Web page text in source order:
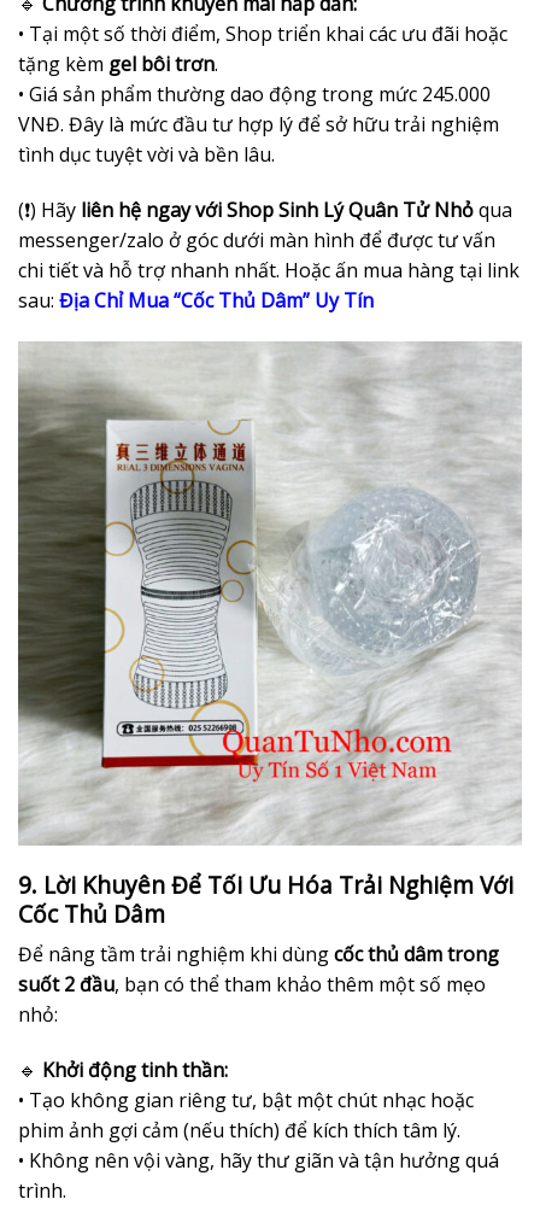
• Tại một số thời điểm, Shop triển khai các ưu đãi hoặc
tặng kèm gel bôi trơn.
• Giá sản phẩm thường dao động trong mức 245.000
VNĐ. Đây là mức đầu tư hợp lý để sở hữu trải nghiệm
tình dục tuyệt vời và bền lâu.
(❗) Hãy liên hệ ngay với Shop Sinh Lý Quân Tử Nhỏqua
messenger/zalo ở góc dưới màn hình để được tư vấn
chi tiết và hỗ trợ nhanh nhất. Hoặc ấn mua hàng tại link
sau: Địa Chỉ Mua “Cốc Thủ Dâm” Uy Tín
9. Lời Khuyên Để Tối Ưu Hóa Trải Nghiệm Với
Cốc Thủ Dâm
Để nâng tầm trải nghiệm khi dùngcốc thủ dâm trong
suốt 2 đầu, bạn có thể tham khảo thêm một số mẹo
nhỏ:
🔹 Khởi động tinh thần:
• Tạo không gian riêng tư, bật một chút nhạc hoặc
phim ảnh gợi cảm (nếu thích) để kích thích tâm lý.
• Không nên vội vàng, hãy thư giãn và tận hưởng quá
trình.